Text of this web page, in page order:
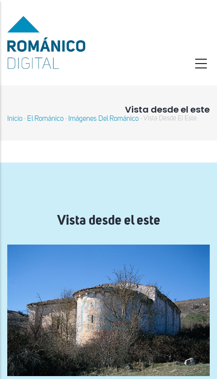
contenido
principal
Vista desde el este
Sobrescribir
navegación
Inicio - El Románico - Imágenes Del Románico - Vista Desde El Este
Vista desde el este